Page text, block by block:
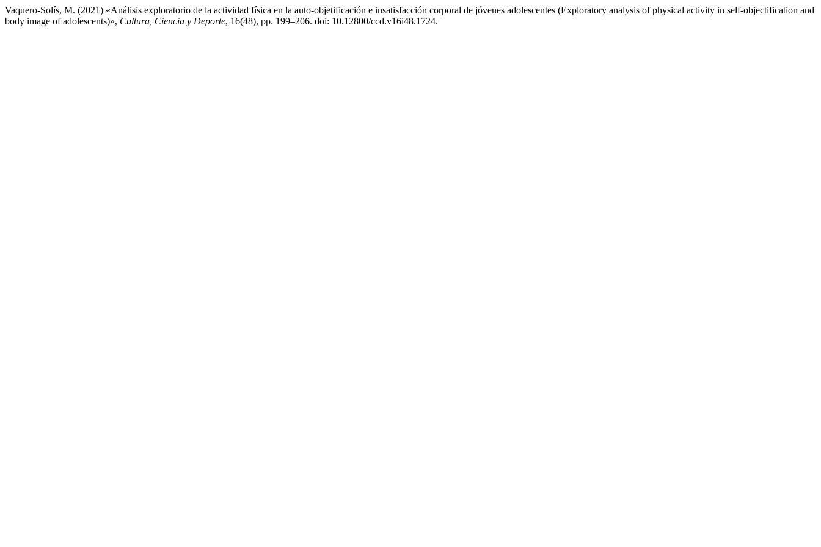
Vaquero-Solís, M. (2021) «Análisis exploratorio de la actividad física en la auto-objetificación e insatisfacción corporal de jóvenes adolescentes (Exploratory analysis of physical activity in self-objectification and
body image of adolescents)», Cultura, Ciencia y Deporte, 16(48), pp. 199–206. doi: 10.12800/ccd.v16i48.1724.